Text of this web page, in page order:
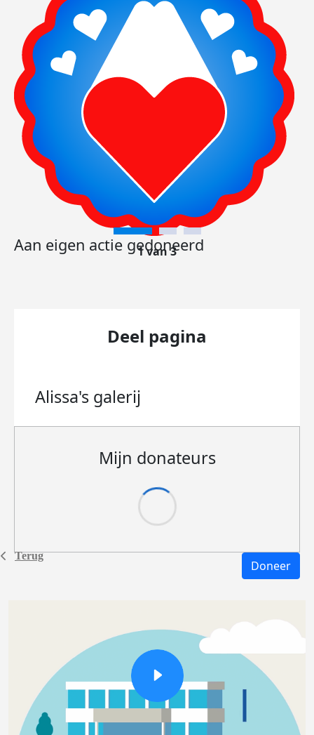
Terug
Aan eigen actie gedoneerd
1 van 3
Deel pagina
Alissa's galerij
Mijn donateurs
Doneer